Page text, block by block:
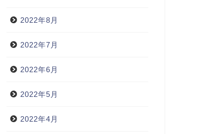
2022年8月
2022年7月
2022年6月
2022年5月
2022年4月